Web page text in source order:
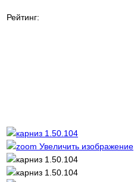
Рейтинг:
Увеличить изображение